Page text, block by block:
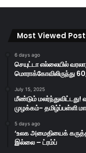
Most Viewed
6 days ago
செயுட்டா எல்லையில்
மொராக்கோவிலிருந்து
July 15, 2025
மீண்டும்
முழக்கம்- தமிழ்ப்பள்ளி
5 days ago
‘உலக அமைதியைக்
இல்லை – ட்ரம்ப்